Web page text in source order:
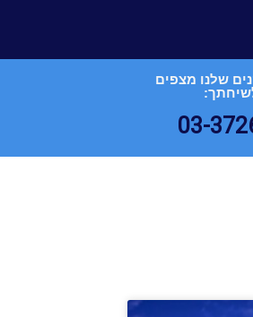
שלנו מצפים
03-